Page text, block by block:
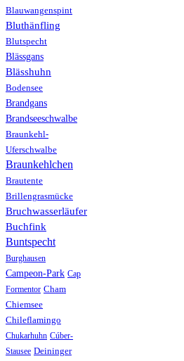
Blauwangenspint
Bluthänfling
Blutspecht
Blässgans
Blässhuhn
Bodensee
Brandgans
Brandseeschwalbe
Braunkehl-
Uferschwalbe
Braunkehlchen
Brautente
Brillengrasmücke
Bruchwasserläufer
Buchfink
Buntspecht
Burghausen
Campeon-Park Cap
Formentor Cham
Chiemsee
Chileflamingo
Chukarhuhn Cúber-
Stausee Deininger